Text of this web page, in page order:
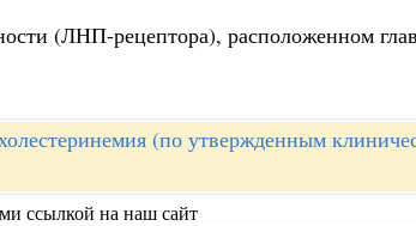
(ЛНП-рецептора), расположенном
(по утвержденным
ссылкой на наш сайт